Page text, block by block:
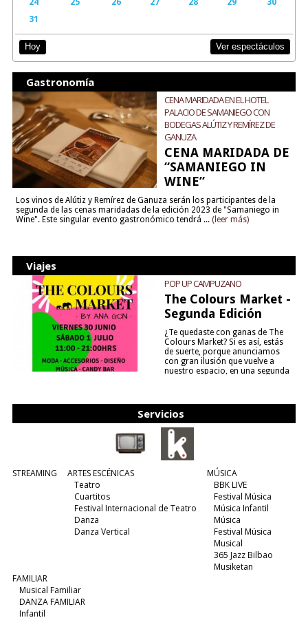
31
Hoy Ver espectáculos
Gastronomía
CENA MARIDADA EN EL HOTEL
PALACIO DE SAMANIEGO CON
BODEGAS ALÚTIZ Y REMÍREZ DE
GANUZA
CENA MARIDADA DE
“SAMANIEGO IN
WINE”
Los vinos de Alútiz y Remírez de Ganuza serán los participantes de la
segunda de las cenas maridadas de la edición 2023 de "Samaniego in
Wine". Este singular evento gastronómico tendrá ... (leer más)
Viajes
POP UP CAMPUZANO
The Colours Market -
Segunda Edición
¿Te quedaste con ganas de The
Colours Market? Si es así, estás
de suerte, porque anunciamos
con gran ilusión que vuelve a
nuestro espacio, en una segunda
Servicios
STREAMING
ARTES ESCÉNICAS
Teatro
Cuartitos
Festival Internacional de Teatro
Danza
Danza Vertical
MÚSICA
BBK LIVE
Festival Música
Música Infantil
Música
Festival Música
Musical
365 Jazz Bilbao
Musiketan
FAMILIAR
Musical Familiar
DANZA FAMILIAR
Infantil